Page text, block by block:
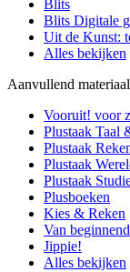
Blits
Blits Digitale
Uit de Kunst:
Alles bekijken
Aanvullend materiaal
Vooruit! voor
Plustaak Taal
Plustaak
Plustaak
Plustaak
Plusboeken
Kies & Reken
Van
Jippie!
Alles bekijken